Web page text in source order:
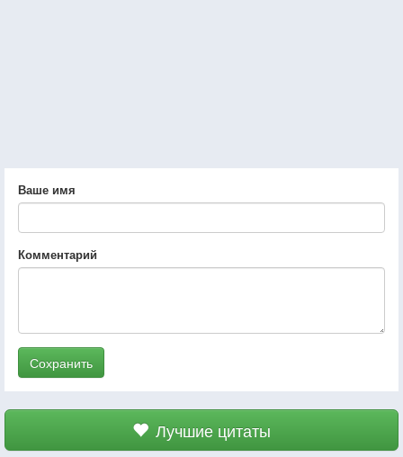
Ваше имя
Комментарий
Сохранить
Лучшие цитаты